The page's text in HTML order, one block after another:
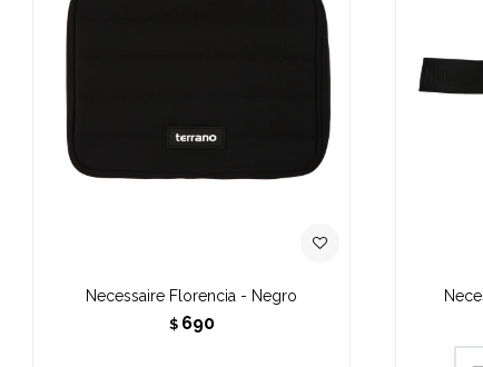
Necessaire Florencia - Negro
$ 690